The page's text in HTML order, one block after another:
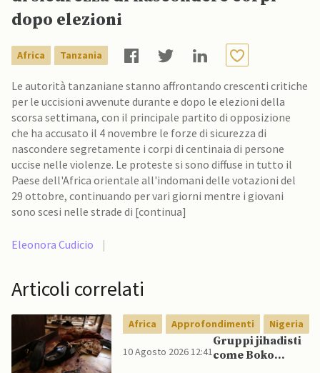
dopo elezioni
Africa Tanzania
Le autorità tanzaniane stanno affrontando crescenti critiche
per le uccisioni avvenute durante e dopo le elezioni della
scorsa settimana, con il principale partito di opposizione
che ha accusato il 4 novembre le forze di sicurezza di
nascondere segretamente i corpi di centinaia di persone
uccise nelle violenze. Le proteste si sono diffuse in tutto il
Paese dell'Africa orientale all'indomani delle votazioni del
29 ottobre, continuando per vari giorni mentre i giovani
sono scesi nelle strade di [continua]
Eleonora Cudicio |
Articoli correlati
Africa Approfondimenti Nigeria
10 Agosto 2026 12:41
Gruppi jihadisti
come Boko